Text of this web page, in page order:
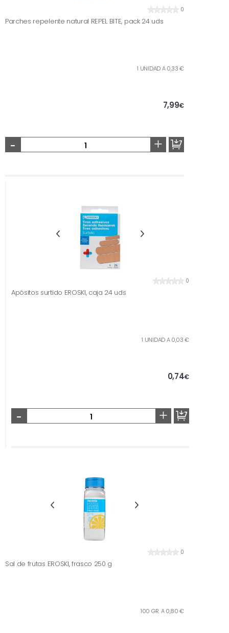
0
Parches repelente natural REPEL BITE, pack 24 uds
1 UNIDAD A 0,33 €
7,99€
- +
0
Apósitos surtido EROSKI, caja 24 uds
1 UNIDAD A 0,03 €
0,74€
- +
0
Sal de frutas EROSKI, frasco 250 g
100 GR. A 0,80 €